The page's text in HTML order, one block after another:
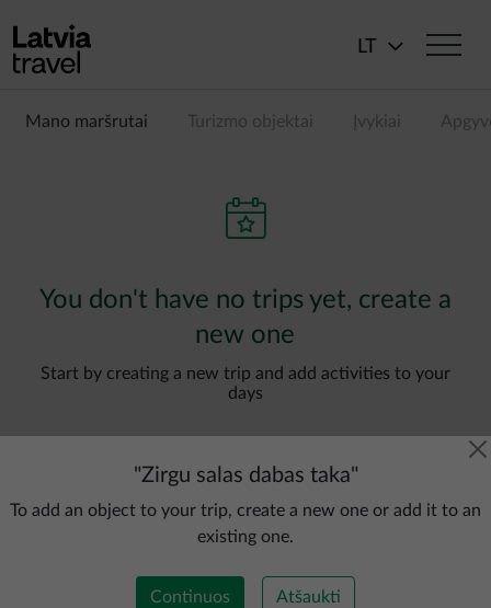
LT
Mano maršrutai Turizmo objektai Įvykiai
You don't have no trips yet, create a
new one
Start by creating a new trip and add activities to your
days
Pridėti naują maršrutą
"Zirgu salas dabas taka"
To add an object to your trip, create a new one or add it to an
existing one.
Continuos Atšaukti